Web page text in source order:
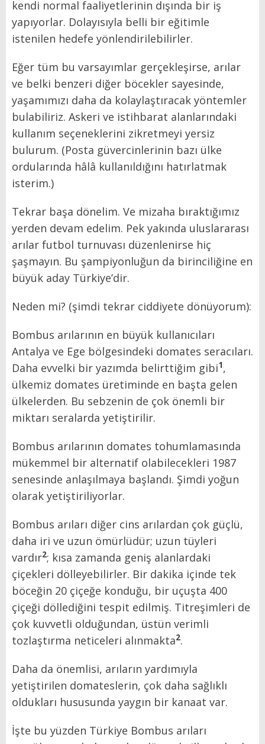
kendi normal faaliyetlerinin dışında bir iş
yapıyorlar. Dolayısıyla belli bir eğitimle
istenilen hedefe yönlendirilebilirler.
Eğer tüm bu varsayımlar gerçekleşirse, arılar
ve belki benzeri diğer böcekler sayesinde,
yaşamımızı daha da kolaylaştıracak yöntemler
bulabiliriz. Askeri ve istihbarat alanlarındaki
kullanım seçeneklerini zikretmeyi yersiz
bulurum. (Posta güvercinlerinin bazı ülke
ordularında hâlâ kullanıldığını hatırlatmak
isterim.)
Tekrar başa dönelim. Ve mizaha bıraktığımız
yerden devam edelim. Pek yakında uluslararası
arılar futbol turnuvası düzenlenirse hiç
şaşmayın. Bu şampiyonluğun da birinciliğine en
büyük aday Türkiye’dir.
Neden mi? (şimdi tekrar ciddiyete dönüyorum):
Bombus arılarının en büyük kullanıcıları
Antalya ve Ege bölgesindeki domates seracıları.
Daha evvelki bir yazımda belirttiğim gibi1,
ülkemiz domates üretiminde en başta gelen
ülkelerden. Bu sebzenin de çok önemli bir
miktarı seralarda yetiştirilir.
Bombus arılarının domates tohumlamasında
mükemmel bir alternatif olabilecekleri 1987
senesinde anlaşılmaya başlandı. Şimdi yoğun
olarak yetiştiriliyorlar.
Bombus arıları diğer cins arılardan çok güçlü,
daha iri ve uzun ömürlüdür; uzun tüyleri
vardır2; kısa zamanda geniş alanlardaki
çiçekleri dölleyebilirler. Bir dakika içinde tek
böceğin 20 çiçeğe konduğu, bir uçuşta 400
çiçeği döllediğini tespit edilmiş. Titreşimleri de
çok kuvvetli olduğundan, üstün verimli
tozlaştırma neticeleri alınmakta2.
Daha da önemlisi, arıların yardımıyla
yetiştirilen domateslerin, çok daha sağlıklı
oldukları hususunda yaygın bir kanaat var.
İşte bu yüzden Türkiye Bombus arıları